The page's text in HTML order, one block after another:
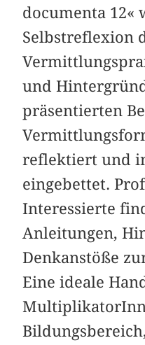
documenta 12«
Selbstreflexion
und
präsentierten
reflektiert und
eingebettet.
Interessierte
Anleitungen,
Denkanstöße
Eine ideale